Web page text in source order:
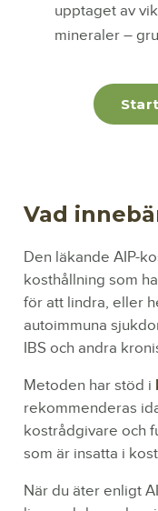
upptaget av
mineraler –
Vad
Den läkande AIP-
kosthållning som
för att lindra, eller
autoimmuna
IBS och andra
Metoden har stöd i
rekommenderas
kostrådgivare och
som är insatta i
När du äter enligt